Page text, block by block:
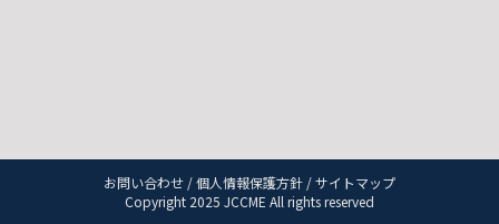
お問い合わせ /個人情報保護方針 /サイトマップ
Copyright 2025 JCCME All rights reserved